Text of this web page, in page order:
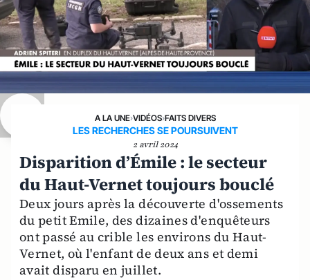
A LA UNE›VIDÉOS›FAITS DIVERS
LES RECHERCHES SE POURSUIVENT
2 avril 2024
Disparition d’Émile : le secteur
du Haut-Vernet toujours bouclé
Deux jours après la découverte d'ossements
du petit Emile, des dizaines d'enquêteurs
ont passé au crible les environs du Haut-
Vernet, où l'enfant de deux ans et demi
avait disparu en juillet.